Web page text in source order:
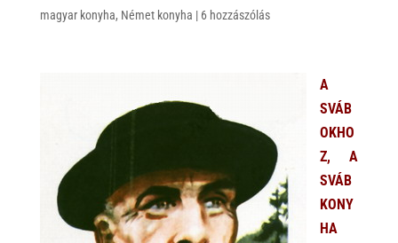
magyar konyha, Német konyha | 6 hozzászólás
A
SVÁB
OKHO
Z, A
SVÁB
KONY
HA